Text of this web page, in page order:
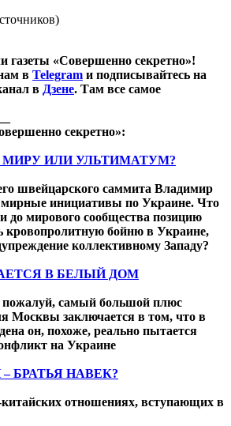
газеты «Совершенно секретно»!
в Telegram и подписывайтесь на
в Дзене. Там все самое
секретно»:
ИЛИ УЛЬТИМАТУМ?
швейцарского саммита Владимир
мирные инициативы по Украине. Что
до мирового сообщества позицию
кровопролитную бойню в Украине,
коллективному Западу?
В БЕЛЫЙ ДОМ
пожалуй, самый большой плюс
Москвы заключается в том, что в
он, похоже, реально пытается
на Украине
БРАТЬЯ НАВЕК?
китайских отношениях, вступающих в